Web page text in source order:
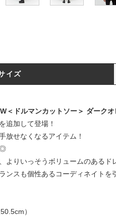
イズ
ドルマンカットソー＞ ダークオ
追加して登場！
放せなくなるアイテム！
◎
りいっそうボリュームのあるド
スも個性あるコーディネイトを
）